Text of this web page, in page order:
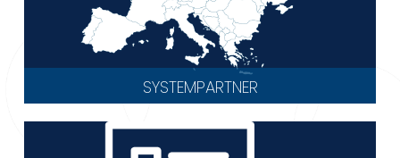
SYSTEMPARTNER